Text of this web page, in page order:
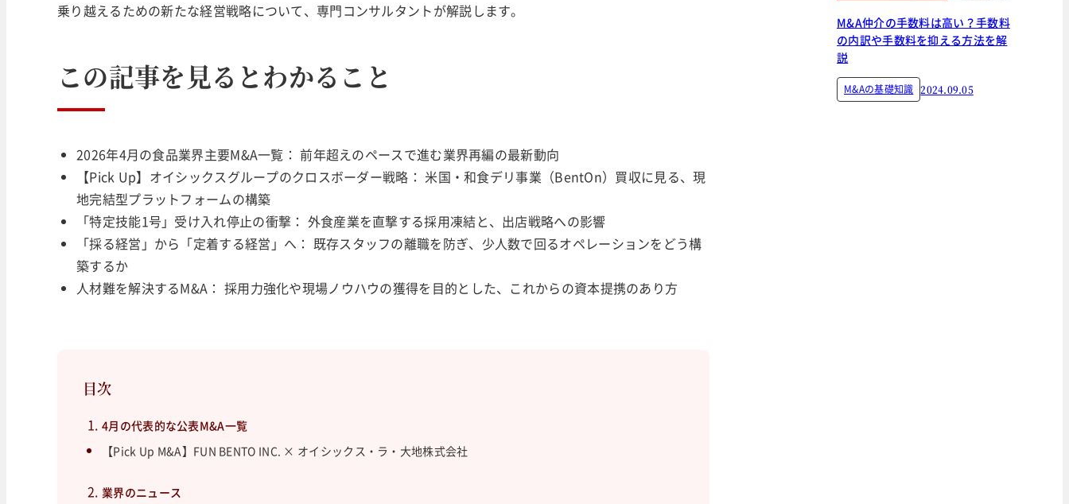
乗り越えるための新たな経営戦略について、専門コンサルタントが解説します。
この記事を見るとわかること
2026年4月の食品業界主要M&A一覧： 前年超えのペースで進む業界再編の最新動向
【Pick Up】オイシックスグループのクロスボーダー戦略： 米国・和食デリ事業（BentOn）買収に見る、現
地完結型プラットフォームの構築
「特定技能1号」受け入れ停止の衝撃： 外食産業を直撃する採用凍結と、出店戦略への影響
「採る経営」から「定着する経営」へ： 既存スタッフの離職を防ぎ、少人数で回るオペレーションをどう構
築するか
人材難を解決するM&A： 採用力強化や現場ノウハウの獲得を目的とした、これからの資本提携のあり方
目次
4月の代表的な公表M&A一覧
【Pick Up M&A】FUN BENTO INC. × オイシックス・ラ・大地株式会社
業界のニュース
M&A仲介の手数料は高い？手数料
の内訳や手数料を抑える方法を解
説
M&Aの基礎知識 2024.09.05